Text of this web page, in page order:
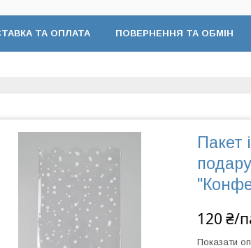
ТА ОПЛАТА ПОВЕРНЕННЯ ТА ОБМІН
Пакет
120 ₴/
Показати